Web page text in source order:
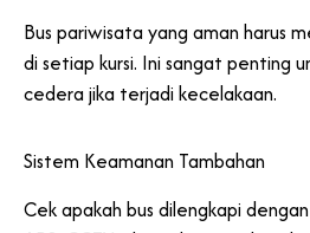
Bus pariwisata yang aman harus
di setiap kursi. Ini sangat penting
cedera jika terjadi kecelakaan.
Sistem Keamanan Tambahan
Cek apakah bus dilengkapi